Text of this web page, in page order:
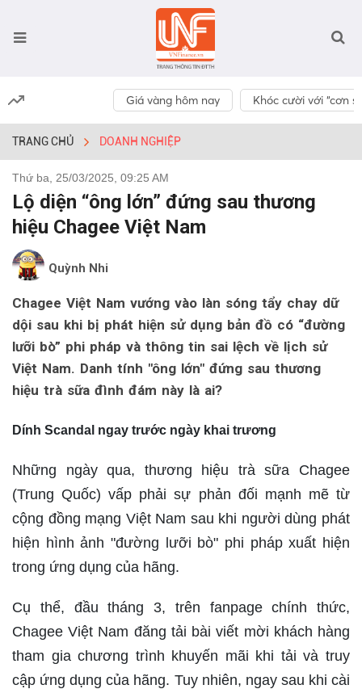
Giá vàng hôm nay Khóc cười với “cơn
TRANG CHỦ DOANH NGHIỆP
Thứ ba, 25/03/2025, 09:25 AM
Lộ diện “ông lớn” đứng sau thương
hiệu Chagee Việt Nam
Quỳnh Nhi
Chagee Việt Nam vướng vào làn sóng tẩy chay dữ
dội sau khi bị phát hiện sử dụng bản đồ có “đường
lưỡi bò” phi pháp và thông tin sai lệch về lịch sử
Việt Nam. Danh tính "ông lớn" đứng sau thương
hiệu trà sữa đình đám này là ai?
Dính Scandal ngay trước ngày khai trương
Những ngày qua, thương hiệu trà sữa Chagee
(Trung Quốc) vấp phải sự phản đối mạnh mẽ từ
cộng đồng mạng Việt Nam sau khi người dùng phát
hiện hình ảnh "đường lưỡi bò" phi pháp xuất hiện
trong ứng dụng của hãng.
Cụ thể, đầu tháng 3, trên fanpage chính thức,
Chagee Việt Nam đăng tải bài viết mời khách hàng
tham gia chương trình khuyến mãi khi tải và truy
cập ứng dụng của hãng. Tuy nhiên, ngay sau khi cài